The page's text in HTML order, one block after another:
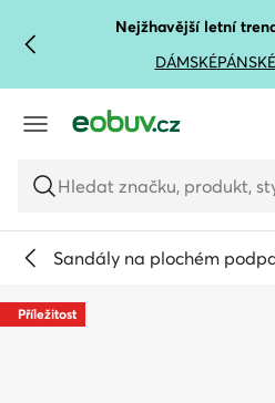
PŘEJÍT NA HLAVNÍ OBSAH
PŘEJÍT NA VYHLEDÁVÁNÍ
Nejžhavější letní
DÁMSKÉPÁNSKÉ
Hledat značku, produkt,
Sandály na plochém
Příležitost